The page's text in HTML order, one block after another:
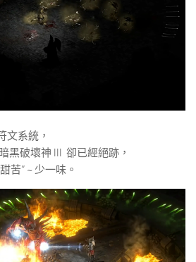
文系統，
黑破壞神 III 卻已經絕跡，
苦” ~ 少一味。